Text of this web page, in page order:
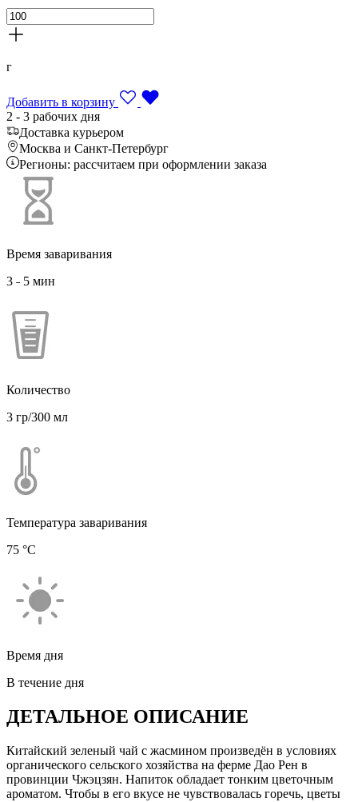
г
Добавить в корзину
2 - 3 рабочих дня
Доставка курьером
Москва и Санкт-Петербург
Регионы: рассчитаем при оформлении заказа
Время заваривания
3 ˗ 5 мин
Количество
3 гр/300 мл
Температура заваривания
75 °С
Время дня
В течение дня
ДЕТАЛЬНОЕ ОПИСАНИЕ
Китайский зеленый чай с жасмином произведён в условиях
органического сельского хозяйства на ферме Дао Рен в
провинции Чжэцзян. Напиток обладает тонким цветочным
ароматом. Чтобы в его вкусе не чувствовалась горечь, цветы